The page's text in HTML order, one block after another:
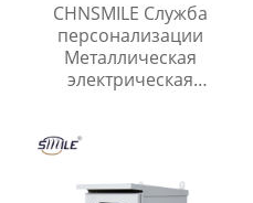
CHNSMILE Служба
персонализации
Металлическая
электрическая